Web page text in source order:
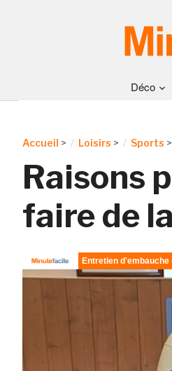
Déco
Accueil > Loisirs > Sports >
Raisons
faire de